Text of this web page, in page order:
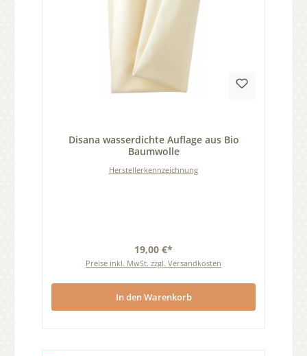
Disana wasserdichte Auflage aus Bio
Baumwolle
Herstellerkennzeichnung
19,00 €*
Preise inkl. MwSt. zzgl. Versandkosten
In den Warenkorb